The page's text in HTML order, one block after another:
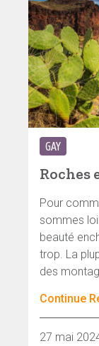
GAY
Pour
sommes
beauté
trop. La
des
avec la
Continue
27 mai